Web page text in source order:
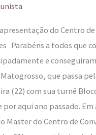
do Centro de
Parabéns a todos que
e
que passa
(22) com sua turnê
por aqui ano passado.
Master do Centro de